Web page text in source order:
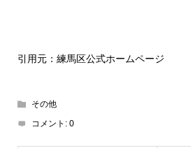
引用元：練馬区公式ホームページ
その他
コメント: 0